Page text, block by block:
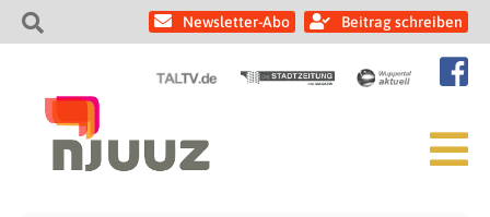
Newsletter-Abo Beitrag schreiben